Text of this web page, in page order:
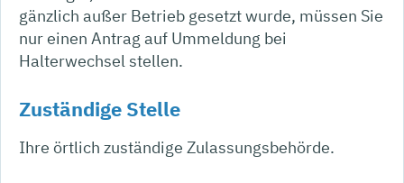
gänzlich außer Betrieb gesetzt wurde, müssen Sie
nur einen Antrag auf Ummeldung bei
Halterwechsel stellen.
Zuständige Stelle
Ihre örtlich zuständige Zulassungsbehörde.